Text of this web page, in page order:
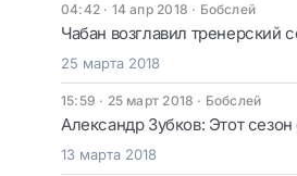
04:42 · 14 апр 2018 · Бобслей
Чабан возглавил тренерский
25 марта 2018
15:59 · 25 март 2018 · Бобслей
Александр Зубков: Этот
13 марта 2018